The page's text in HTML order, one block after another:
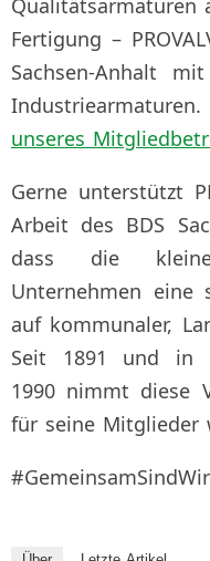
Fertigung –
Sachsen-Anhalt
Industriearmaturen.
unseres
Gerne unterstützt
Arbeit des BDS
dass die
Unternehmen eine
auf kommunaler,
Seit 1891 und in
1990 nimmt diese
für seine Mitglieder